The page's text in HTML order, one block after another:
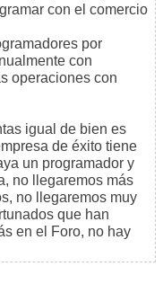
con el comercio
por
con
operaciones con
igual de bien es
de éxito tiene
un programador y
no llegaremos más
no llegaremos muy
que han
en el Foro, no hay